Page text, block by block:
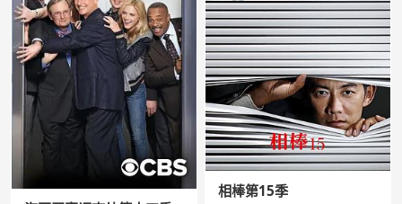
相棒第15季